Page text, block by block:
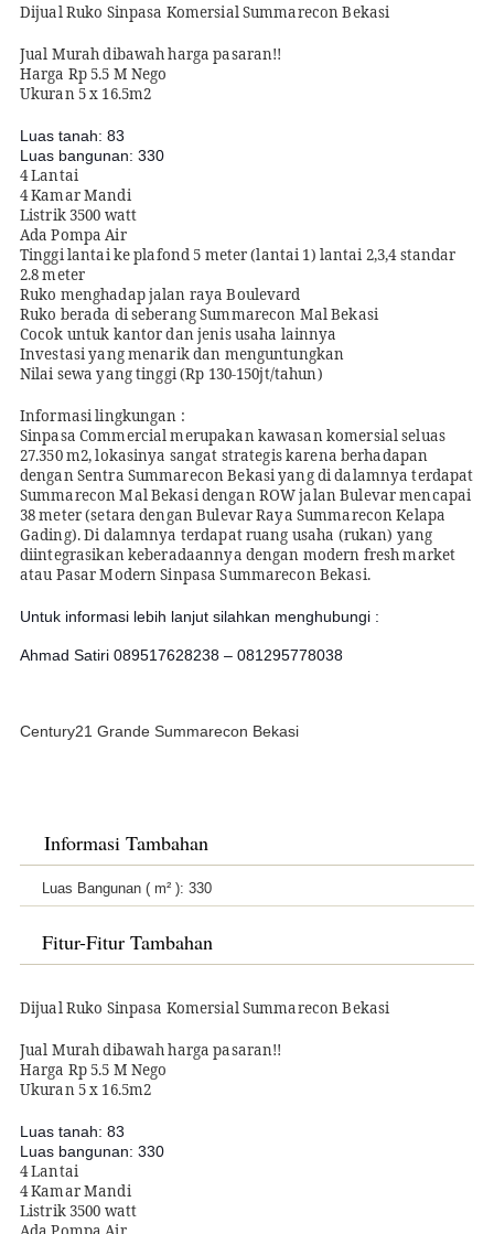
Dijual Ruko Sinpasa Komersial Summarecon Bekasi
Jual Murah dibawah harga pasaran!!
Harga Rp 5.5 M Nego
Ukuran 5 x 16.5m2
Luas tanah: 83
Luas bangunan: 330
4 Lantai
4 Kamar Mandi
Listrik 3500 watt
Ada Pompa Air
Tinggi lantai ke plafond 5 meter (lantai 1) lantai 2,3,4 standar
2.8 meter
Ruko menghadap jalan raya Boulevard
Ruko berada di seberang Summarecon Mal Bekasi
Cocok untuk kantor dan jenis usaha lainnya
Investasi yang menarik dan menguntungkan
Nilai sewa yang tinggi (Rp 130-150jt/tahun)
Informasi lingkungan :
Sinpasa Commercial merupakan kawasan komersial seluas
27.350 m2, lokasinya sangat strategis karena berhadapan
dengan Sentra Summarecon Bekasi yang di dalamnya terdapat
Summarecon Mal Bekasi dengan ROW jalan Bulevar mencapai
38 meter (setara dengan Bulevar Raya Summarecon Kelapa
Gading). Di dalamnya terdapat ruang usaha (rukan) yang
diintegrasikan keberadaannya dengan modern fresh market
atau Pasar Modern Sinpasa Summarecon Bekasi.
Untuk informasi lebih lanjut silahkan menghubungi :
Ahmad Satiri 089517628238 – 081295778038
Century21 Grande Summarecon Bekasi
Informasi Tambahan
Luas Bangunan ( m² ): 330
Fitur-Fitur Tambahan
Dijual Ruko Sinpasa Komersial Summarecon Bekasi
Jual Murah dibawah harga pasaran!!
Harga Rp 5.5 M Nego
Ukuran 5 x 16.5m2
Luas tanah: 83
Luas bangunan: 330
4 Lantai
4 Kamar Mandi
Listrik 3500 watt